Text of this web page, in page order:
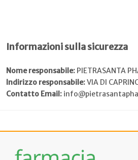
Informazioni sulla sicurezza
Nome responsabile: PIETRASANTA
Indirizzo responsabile:VIA DI
Contatto Email: